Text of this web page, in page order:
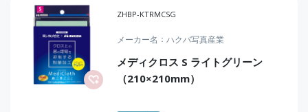
ZHBP-KTRMCSG
メーカー名 ハクバ写真産業
メディクロス S ライトグリーン
（210×210mm）